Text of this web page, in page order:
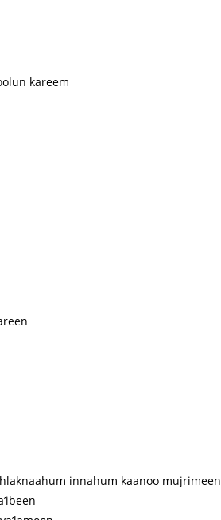
kareem
innahum kaanoo mujrimeen